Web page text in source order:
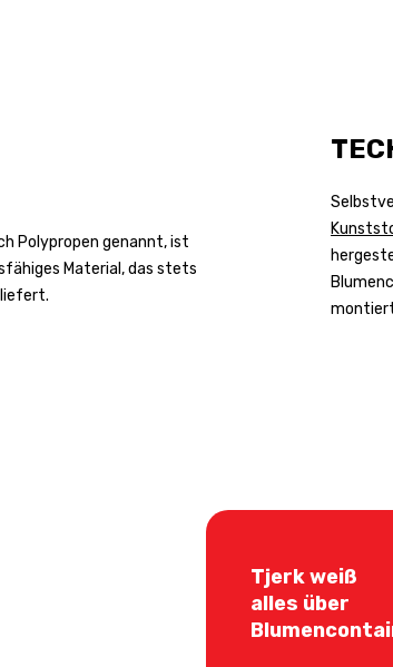
Polypropen genannt, ist
Material, das stets
Tjerk weiß
alles über